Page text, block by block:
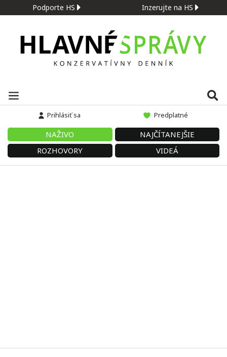
Podporte HS Inzerujte na HS
Prihlásiť sa Predplatné
NAŽIVO
NAJČÍTANEJŠIE
ROZHOVORY
VIDEÁ